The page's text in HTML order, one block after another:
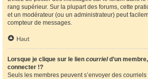
rang supérieur. Sur la plupart des forums, cette
et un modérateur (ou un administrateur) peut
compteur de messages.
Haut
Lorsque je clique sur le lien courrield’un
connecter !?
Seuls les membres peuvent s’envoyer des